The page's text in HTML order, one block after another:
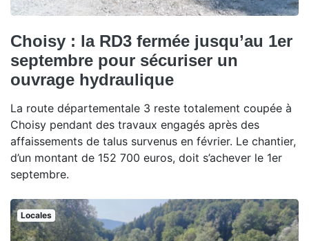
Choisy : la RD3 fermée jusqu’au 1er
septembre pour sécuriser un
ouvrage hydraulique
La route départementale 3 reste totalement coupée à
Choisy pendant des travaux engagés après des
affaissements de talus survenus en février. Le chantier,
d’un montant de 152 700 euros, doit s’achever le 1er
septembre.
Locales